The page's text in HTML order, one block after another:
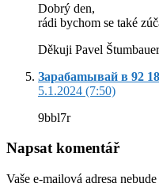
Dobrý den,
rádi bychom se také
Děkuji Pavel Štumbauer
Зapaбamывaй в 92
5.1.2024 (7:50)
9bbl7r
Napsat komentář
Vaše e-mailová adresa